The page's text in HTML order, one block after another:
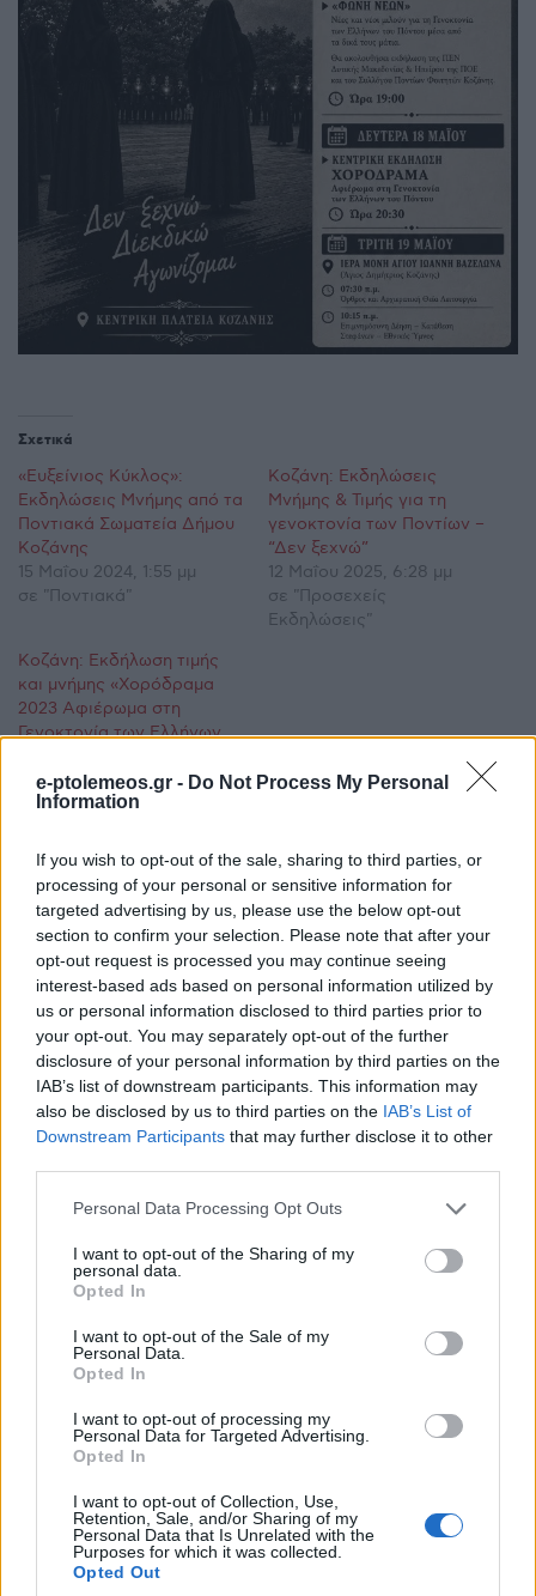
e-ptolemeos.gr - Do Not Process My Personal
Information
If you wish to opt-out of the sale, sharing to third parties, or
processing of your personal or sensitive information for
targeted advertising by us, please use the below opt-out
section to confirm your selection. Please note that after your
opt-out request is processed you may continue seeing
interest-based ads based on personal information utilized by
us or personal information disclosed to third parties prior to
your opt-out. You may separately opt-out of the further
disclosure of your personal information by third parties on the
IAB’s list of downstream participants. This information may
also be disclosed by us to third parties on the IAB’s List of
Downstream Participants that may further disclose it to other
Please note that this website/app uses one or more Google
not limited to your visit or usage behaviour. You may click to
grant or deny consent to Google and its third-party tags to
use your data for below specified purposes in below Google
consent section.
Personal Data Processing Opt Outs
I want to opt-out of the Sharing of my
personal data.
Opted In
I want to opt-out of the Sale of my
Personal Data.
Opted In
I want to opt-out of processing my
Personal Data for Targeted Advertising.
Opted In
I want to opt-out of Collection, Use,
Retention, Sale, and/or Sharing of my
Personal Data that Is Unrelated with the
Purposes for which it was collected.
Opted Out
Σχετικά
«Ευξείνιος Κύκλος»:
Εκδηλώσεις Μνήμης από τα
Ποντιακά Σωματεία Δήμου
Κοζάνης
15 Μαΐου 2024, 1:55 μμ
σε "Ποντιακά"
Κοζάνη: Εκδηλώσεις
Μνήμης & Τιμής για τη
γενοκτονία των Ποντίων –
“Δεν ξεχνώ”
12 Μαΐου 2025, 6:28 μμ
σε "Προσεχείς
Εκδηλώσεις"
Κοζάνη: Εκδήλωση τιμής
και μνήμης «Χορόδραμα
2023 Αφιέρωμα στη
Γενοκτονία των Ελλήνων
16 Μαΐου 2023, 1:42 μμ
σε "Κοινωνία"
Ακολουθήστε μας στοGoogle News
και μάθετε πρώτοι όλες τις ειδήσεις!